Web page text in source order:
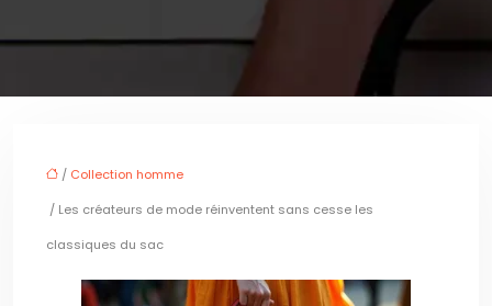
/ Collection homme
/ Les créateurs de mode réinventent sans cesse les
classiques du sac